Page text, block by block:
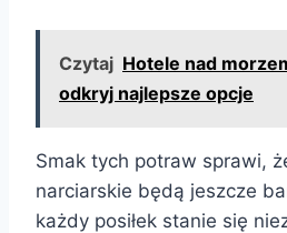
Czytaj Hotele nad
odkryj najlepsze opcje
Smak tych potraw sprawi,
narciarskie będą jeszcze
każdy posiłek stanie się